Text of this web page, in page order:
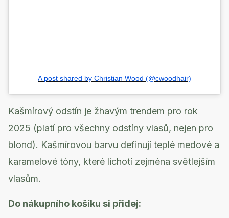
A post shared by Christian Wood (@cwoodhair)
Kašmírový odstín je žhavým trendem pro rok
2025 (platí pro všechny odstíny vlasů, nejen pro
blond). Kašmírovou barvu definují teplé medové a
karamelové tóny, které lichotí zejména světlejším
vlasům.
Do nákupního košíku si přidej: